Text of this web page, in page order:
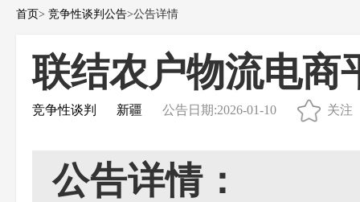
首页> 竞争性谈判公告>公告详情
联结农户物流电商
竞争性谈判 新疆 公告日期:2026-01-10 关注
公告详情：